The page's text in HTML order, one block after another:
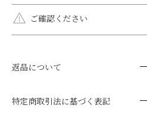
す。
ご入金確認後の発送となります。お
【振込先】
楽天銀行（ラクテンギンコウ）
オプションラッピング（有料ラッ
いただけません。メール便をご
日時指定をされない方がより早く
い。
ご確認ください
シルバー925や10K・14K・18K素
い。変形や破壊の原因になります。
ご入浴時は必ず外してください。
返品について
特定商取引法に基づく表記